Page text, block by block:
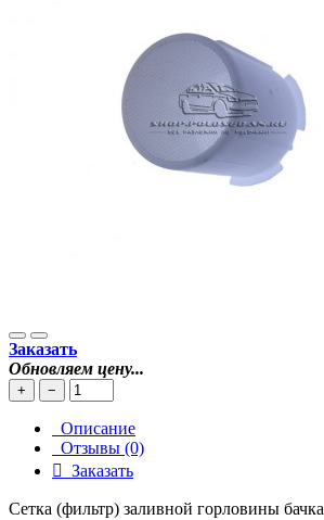
Заказать
Обновляем цену...
+ −
Описание
Отзывы (0)
Заказать
Сетка (фильтр) заливной горловины